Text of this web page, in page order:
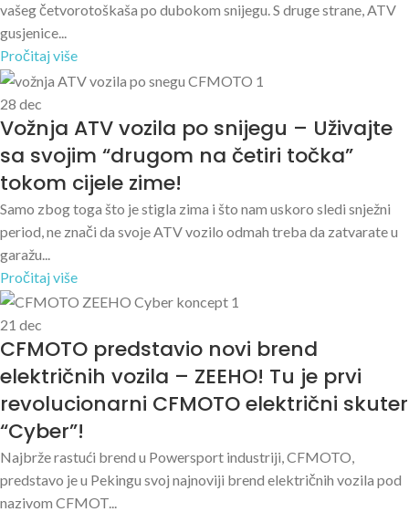
vašeg četvorotoškaša po dubokom snijegu. S druge strane, ATV
gusjenice...
Pročitaj više
28 dec
Vožnja ATV vozila po snijegu – Uživajte
sa svojim “drugom na četiri točka”
tokom cijele zime!
Samo zbog toga što je stigla zima i što nam uskoro sledi snježni
period, ne znači da svoje ATV vozilo odmah treba da zatvarate u
garažu...
Pročitaj više
21 dec
CFMOTO predstavio novi brend
električnih vozila – ZEEHO! Tu je prvi
revolucionarni CFMOTO električni skuter
“Cyber”!
Najbrže rastući brend u Powersport industriji, CFMOTO,
predstavo je u Pekingu svoj najnoviji brend električnih vozila pod
nazivom CFMOT...